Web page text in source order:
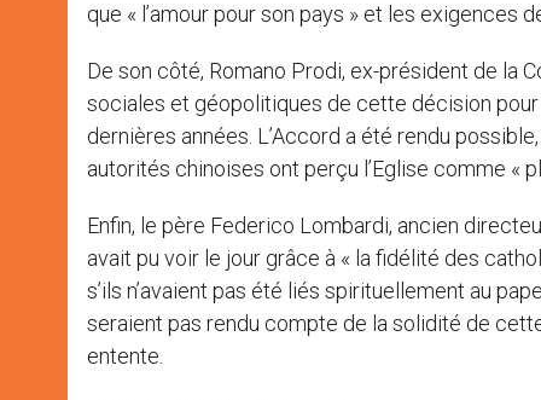
que « l’amour pour son pays » et les exigences
De son côté, Romano Prodi, ex-président de la
sociales et géopolitiques de cette décision
dernières années. L’Accord a été rendu
autorités chinoises ont perçu l’Eglise comme «
Enfin, le père Federico Lombardi, ancien
avait pu voir le jour grâce à « la fidélité des
s’ils n’avaient pas été liés spirituellement au
seraient pas rendu compte de la solidité de
entente.